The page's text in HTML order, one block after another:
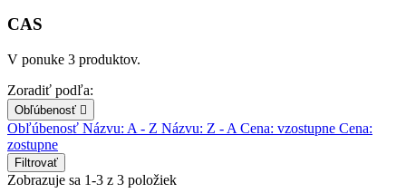
CAS
V ponuke 3 produktov.
Zoradiť podľa:
Obľúbenosť 
Obľúbenosť Názvu: A - Z Názvu: Z - A Cena: vzostupne Cena:
zostupne
Filtrovať
Zobrazuje sa 1-3 z 3 položiek